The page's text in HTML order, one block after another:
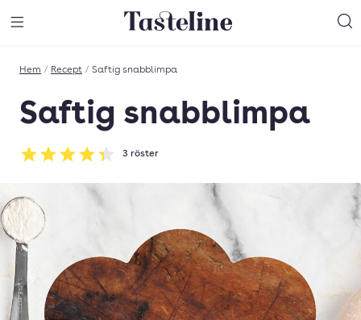
Till Tastelines startsida
Hem / Recept / Saftig snabblimpa
Saftig snabblimpa
Betyg: 4.33 av 5
3 röster